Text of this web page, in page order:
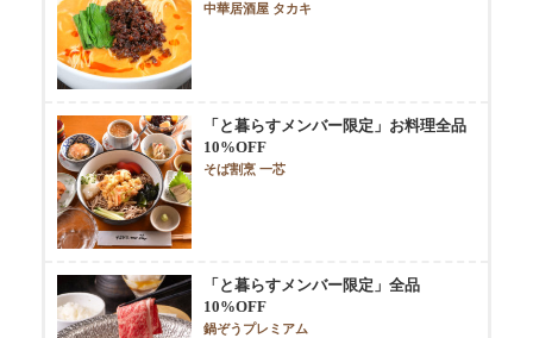
中華居酒屋 タカキ
「と暮らすメンバー限定」お料理全品
10%OFF
そば割烹 一芯
「と暮らすメンバー限定」全品
10%OFF
鍋ぞうプレミアム